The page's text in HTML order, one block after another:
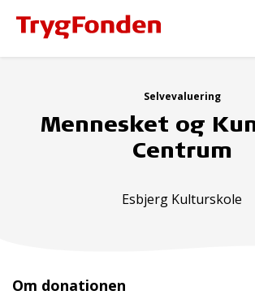
Selvevaluering
Mennesket og
Centrum
Esbjerg Kulturskole
Om donationen